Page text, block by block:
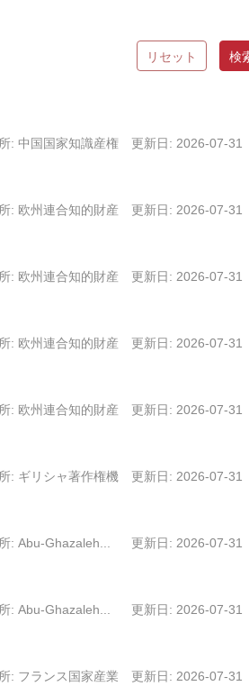
リセット 検
: 中国国家知識産権局（CN...更新日: 2026-07-31
: 欧州連合知的財産庁（EU...更新日: 2026-07-31
: 欧州連合知的財産庁（EU...更新日: 2026-07-31
: 欧州連合知的財産ネットワ...更新日: 2026-07-31
: 欧州連合知的財産ネットワ...更新日: 2026-07-31
: ギリシャ著作権機構（HC...更新日: 2026-07-31
: Abu-Ghazaleh... 更新日: 2026-07-31
: Abu-Ghazaleh... 更新日: 2026-07-31
: フランス国家産業財産庁（...更新日: 2026-07-31